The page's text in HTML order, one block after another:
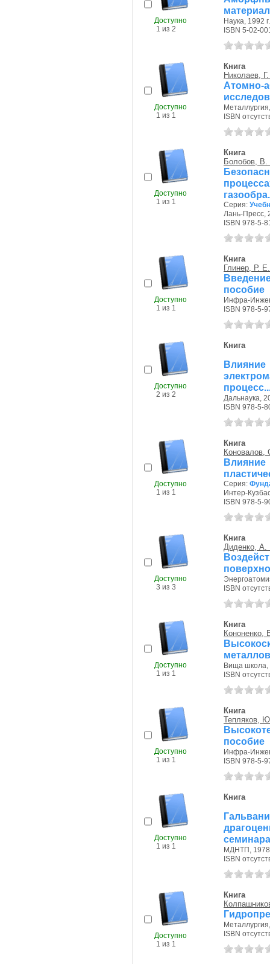
Доступно
1 из 2
Наука, 1992 г.
ISBN 5-02-
Доступно
1 из 1
Книга
Николаев,
ISBN
Доступно
1 из 1
Книга
Болобов,
Серия:
Лань-Пресс,
ISBN 978-5-
Доступно
1 из 1
Книга
Глинер, Р. Е.
пособие
Инфра-
ISBN 978-5-
Доступно
2 из 2
Книга
Дальнаука,
ISBN 978-5-
Доступно
1 из 1
Книга
Коновалов,
Серия:
Интер-
ISBN 978-5-
Доступно
3 из 3
Книга
Диденко, А.
ISBN
Доступно
1 из 1
Книга
Кононенко,
металлов
Вища школа,
ISBN
Доступно
1 из 1
Книга
Тепляков,
пособие
Инфра-
ISBN 978-5-
Доступно
1 из 1
Книга
семинара
МДНТП, 1978
ISBN
Доступно
1 из 1
Книга
ISBN